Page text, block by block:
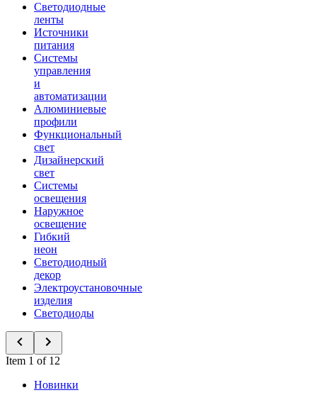
Светодиодные
ленты
Источники
питания
Системы
управления
и
автоматизации
Алюминиевые
профили
Функциональный
свет
Дизайнерский
свет
Системы
освещения
Наружное
освещение
Гибкий
неон
Светодиодный
декор
Электроустановочные
изделия
Светодиоды
Item 1 of 12
Новинки